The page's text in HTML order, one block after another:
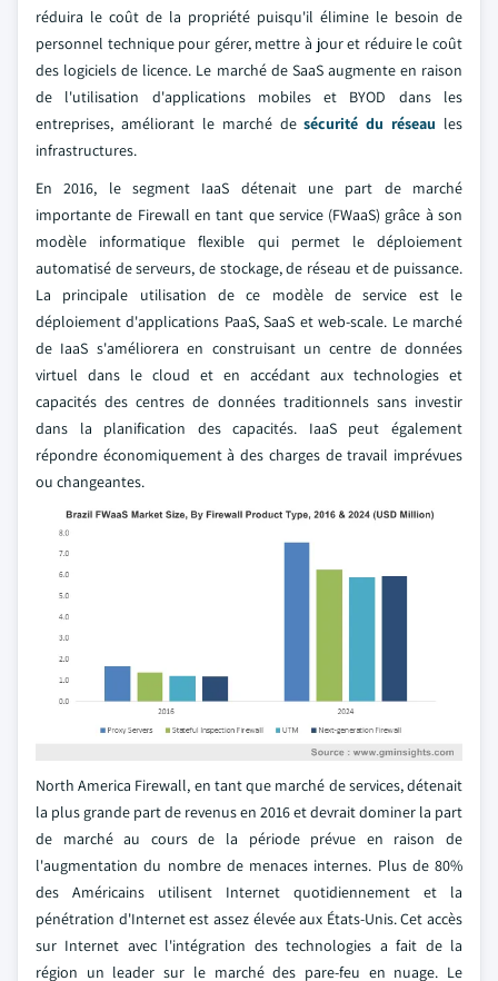
réduira le coût de la propriété puisqu'il élimine le besoin de
personnel technique pour gérer, mettre à jour et réduire le coût
des logiciels de licence. Le marché de SaaS augmente en raison
de l'utilisation d'applications mobiles et BYOD dans les
entreprises, améliorant le marché desécurité du réseau les
infrastructures.
En 2016, le segment IaaS détenait une part de marché
importante de Firewall en tant que service (FWaaS) grâce à son
modèle informatique flexible qui permet le déploiement
automatisé de serveurs, de stockage, de réseau et de puissance.
La principale utilisation de ce modèle de service est le
déploiement d'applications PaaS, SaaS et web-scale. Le marché
de IaaS s'améliorera en construisant un centre de données
virtuel dans le cloud et en accédant aux technologies et
capacités des centres de données traditionnels sans investir
dans la planification des capacités. IaaS peut également
répondre économiquement à des charges de travail imprévues
ou changeantes.
North America Firewall, en tant que marché de services, détenait
la plus grande part de revenus en 2016 et devrait dominer la part
de marché au cours de la période prévue en raison de
l'augmentation du nombre de menaces internes. Plus de 80%
des Américains utilisent Internet quotidiennement et la
pénétration d'Internet est assez élevée aux États-Unis. Cet accès
sur Internet avec l'intégration des technologies a fait de la
région un leader sur le marché des pare-feu en nuage. Le